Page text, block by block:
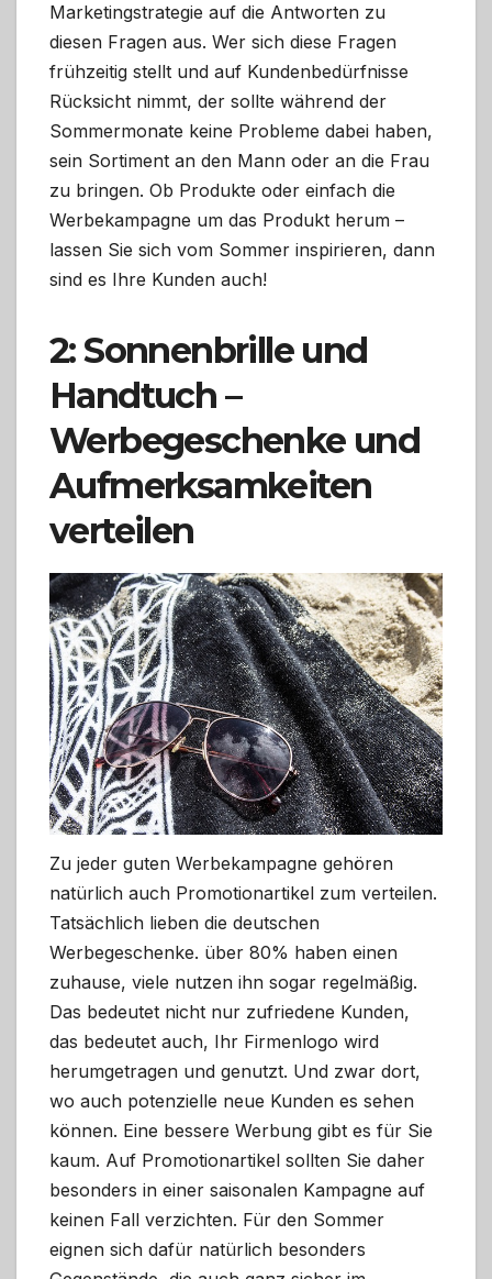
Marketingstrategie auf die Antworten zu
diesen Fragen aus. Wer sich diese Fragen
frühzeitig stellt und auf Kundenbedürfnisse
Rücksicht nimmt, der sollte während der
Sommermonate keine Probleme dabei haben,
sein Sortiment an den Mann oder an die Frau
zu bringen. Ob Produkte oder einfach die
Werbekampagne um das Produkt herum –
lassen Sie sich vom Sommer inspirieren, dann
sind es Ihre Kunden auch!
2: Sonnenbrille und
Handtuch –
Werbegeschenke und
Aufmerksamkeiten
verteilen
Zu jeder guten Werbekampagne gehören
natürlich auch Promotionartikel zum verteilen.
Tatsächlich lieben die deutschen
Werbegeschenke. über 80% haben einen
zuhause, viele nutzen ihn sogar regelmäßig.
Das bedeutet nicht nur zufriedene Kunden,
das bedeutet auch, Ihr Firmenlogo wird
herumgetragen und genutzt. Und zwar dort,
wo auch potenzielle neue Kunden es sehen
können. Eine bessere Werbung gibt es für Sie
kaum. Auf Promotionartikel sollten Sie daher
besonders in einer saisonalen Kampagne auf
keinen Fall verzichten. Für den Sommer
eignen sich dafür natürlich besonders